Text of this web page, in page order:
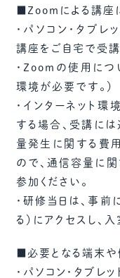
■Zoomによる講座
・パソコン・タブレ
講座をご自宅で受講
・Zoomの使用につ
環境が必要です。）
・インターネット環
する場合、受講に
量発生に関する費
ので、通信容量に
参加ください。
・研修当日は、事前
る）にアクセスし、
■必要となる端末
・パソコン・タブレッ